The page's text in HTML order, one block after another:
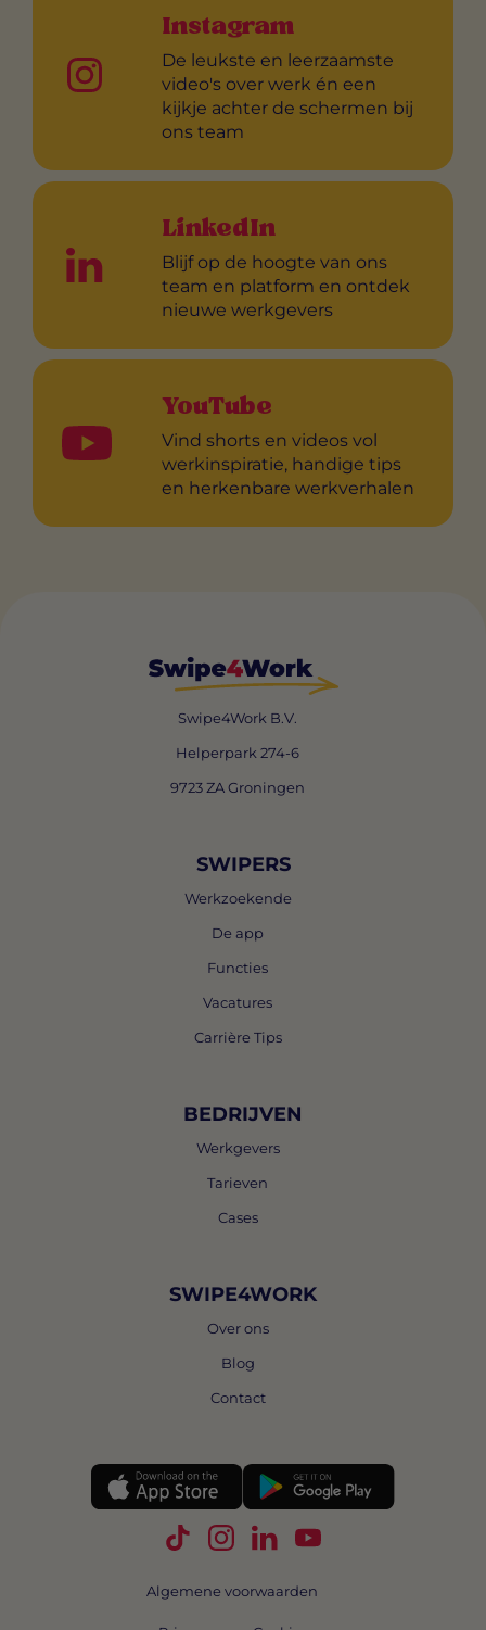
Instagram
De leukste en leerzaamste
video's over werk én een
kijkje achter de schermen bij
ons team
LinkedIn
Blijf op de hoogte van ons
team en platform en ontdek
nieuwe werkgevers
YouTube
Vind shorts en videos vol
werkinspiratie, handige tips
en herkenbare werkverhalen
Swipe4Work B.V.
Helperpark 274-6
9723 ZA Groningen
SWIPERS
Werkzoekende
De app
Functies
Vacatures
Carrière Tips
BEDRIJVEN
Werkgevers
Tarieven
Cases
SWIPE4WORK
Over ons
Blog
Contact
Volg Swipe4Work op TikTok
Volg Swipe4Work op
Volg Swipe4Work op
Volg Swipe4Work
Algemene voorwaarden